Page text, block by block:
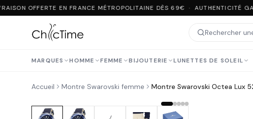
OFFERTE EN FRANCE MÉTROPOLITAINE DÈS 69€ · AUTHENTICITÉ
MARQUES HOMME FEMME BIJOUTERIE LUNETTES DE SOLEIL
Accueil Montre Swarovski femme Montre Swarovski Octea Lux